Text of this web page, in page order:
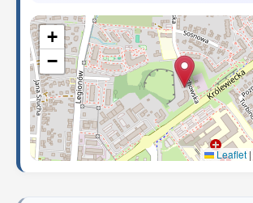
+
−
Leaflet |